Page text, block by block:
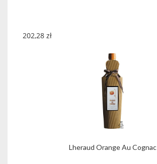
Lheraud Orange Au Cognac
202,28 zł